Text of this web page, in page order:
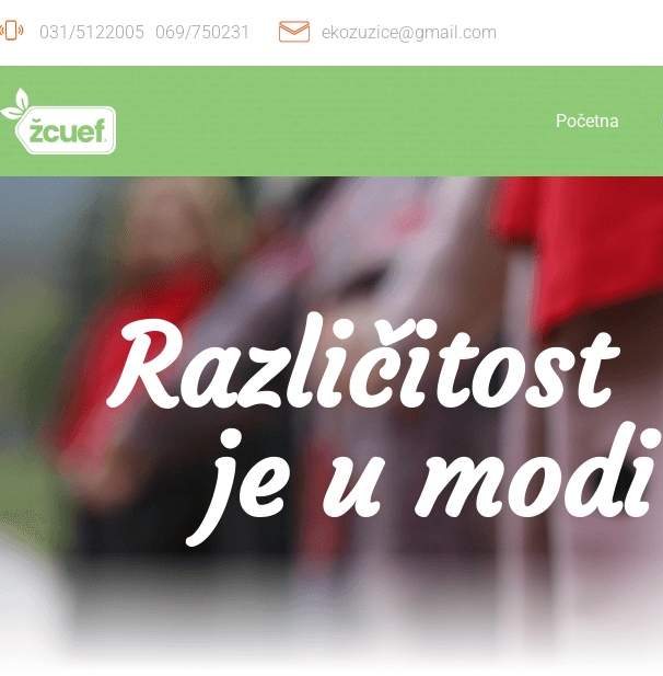
031/5122005 069/750231 ekozuzice@gmail.com
Početna
Različitost
je u modi